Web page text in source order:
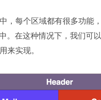
，每个区域都有很多功能
。在这种情况下，我们可
来实现。